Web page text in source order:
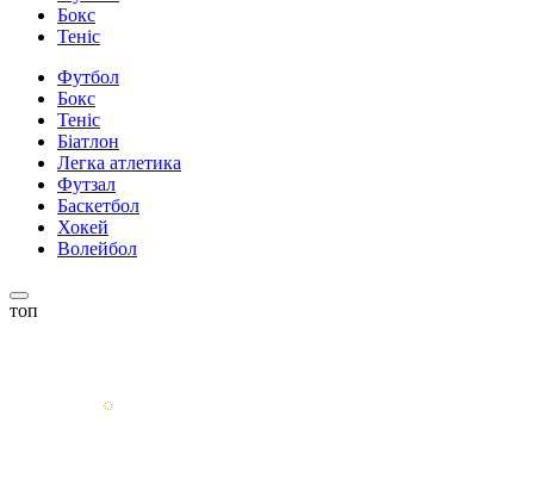
Бокс
Теніс
Футбол
Бокс
Теніс
Біатлон
Легка атлетика
Футзал
Баскетбол
Хокей
Волейбол
топ